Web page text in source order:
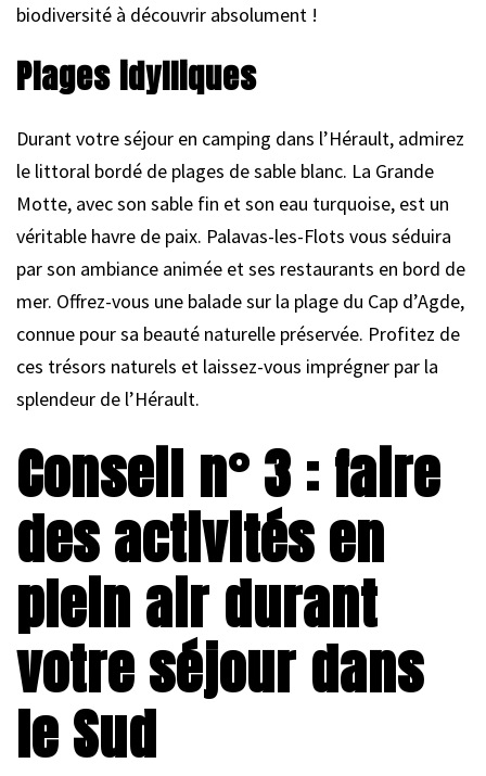
biodiversité à découvrir absolument !
Plages idylliques
Durant votre séjour en camping dans l’Hérault, admirez
le littoral bordé de plages de sable blanc. La Grande
Motte, avec son sable fin et son eau turquoise, est un
véritable havre de paix. Palavas-les-Flots vous séduira
par son ambiance animée et ses restaurants en bord de
mer. Offrez-vous une balade sur la plage du Cap d’Agde,
connue pour sa beauté naturelle préservée. Profitez de
ces trésors naturels et laissez-vous imprégner par la
splendeur de l’Hérault.
Conseil n° 3 : faire
des activités en
plein air durant
votre séjour dans
le Sud